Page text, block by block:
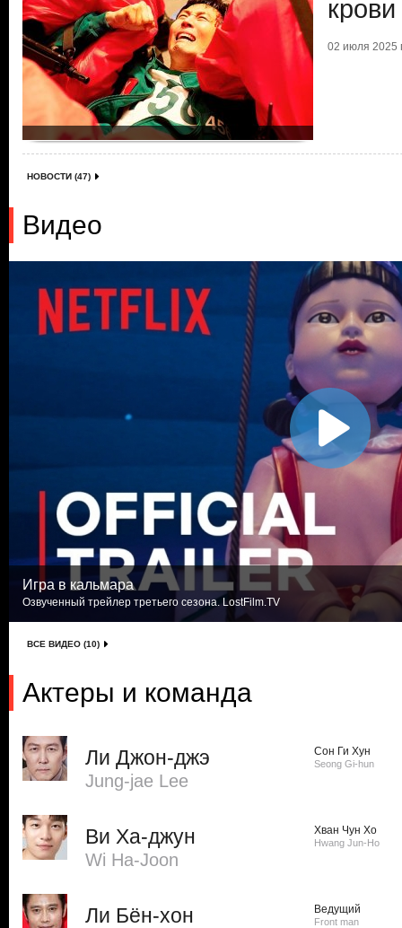
02 июля 2025
НОВОСТИ (47)
Видео
Игра в кальмара
Озвученный трейлер третьего сезона. LostFilm.TV
ВСЕ ВИДЕО (10)
Актеры и команда
Ли Джон-джэ
Jung-jae Lee
Сон Ги Хун
Seong Gi-hun
Ви Ха-джун
Wi Ha-Joon
Хван Чун Хо
Hwang Jun-Ho
Ли Бён-хон Ведущий
Front man